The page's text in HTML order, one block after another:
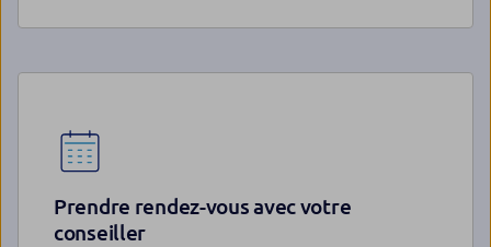
Prendre rendez-vous avec votre
conseiller